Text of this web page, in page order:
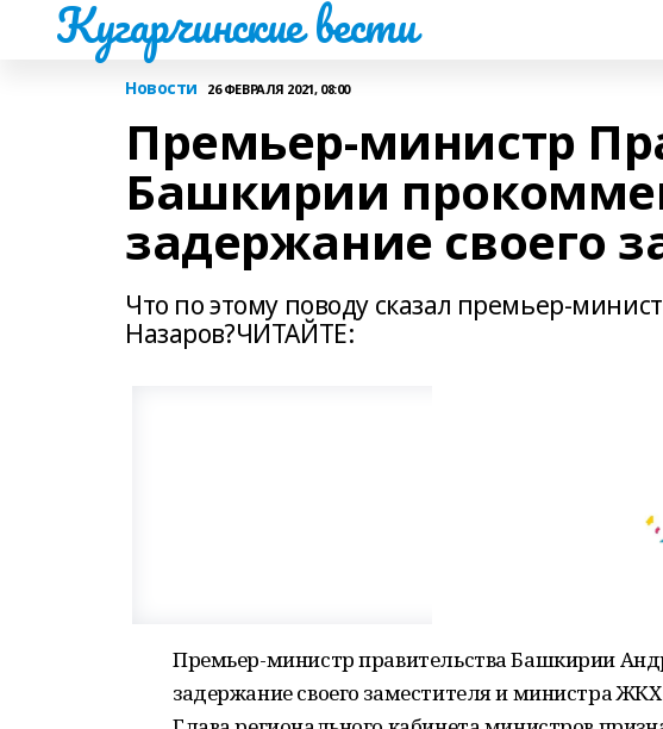
Кугарчинские вести
Новости 26 ФЕВРАЛЯ 2021, 08:00
Премьер-министр
Башкирии
задержание своего
Что по этому поводу сказал премьер-
Назаров?ЧИТАЙТЕ:
Премьер-министр правительства Башкирии
задержание своего заместителя и министра